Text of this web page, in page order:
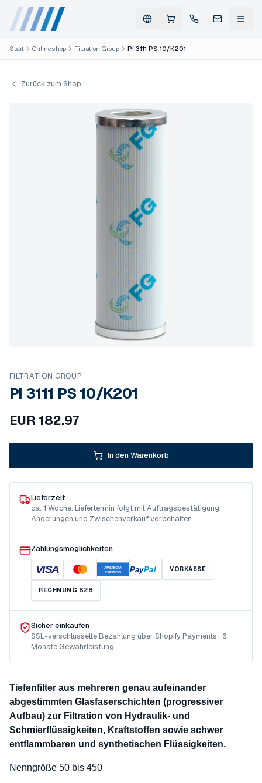
Start Onlineshop Filtration Group PI 3111 PS 10/K201
Zurück zum Shop
FILTRATION GROUP
PI 3111 PS 10/K201
EUR 182.97
In den Warenkorb
Lieferzeit
ca. 1 Woche. Liefertermin folgt mit Auftragsbestätigung.
Änderungen und Zwischenverkauf vorbehalten.
Zahlungsmöglichkeiten
VISA
AMERICAN
EXPRESS
PayPal VORKASSE
RECHNUNG B2B
Sicher einkaufen
SSL-verschlüsselte Bezahlung über Shopify Payments · 6
Monate Gewährleistung
Tiefenfilter aus mehreren genau aufeinander
abgestimmten Glasfaserschichten (progressiver
Aufbau) zur Filtration von Hydraulik- und
Schmierflüssigkeiten, Kraftstoffen sowie schwer
entflammbaren und synthetischen Flüssigkeiten.
Nenngröße 50 bis 450